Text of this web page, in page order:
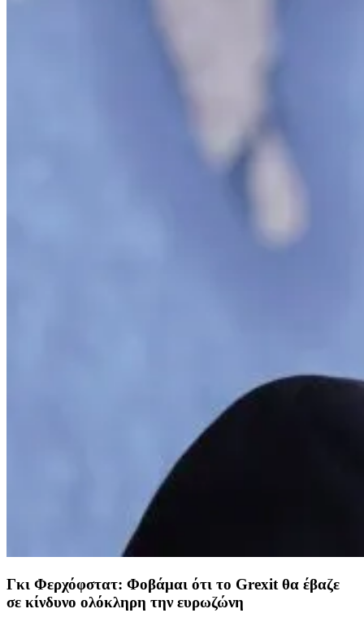
Γκι Φερχόφστατ: Φοβάμαι ότι το Grexit θα έβαζε
σε κίνδυνο ολόκληρη την ευρωζώνη